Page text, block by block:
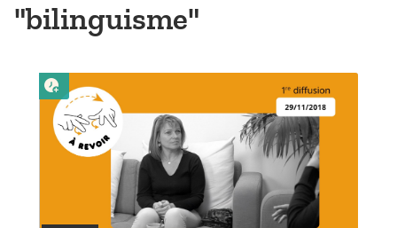
"bilinguisme"